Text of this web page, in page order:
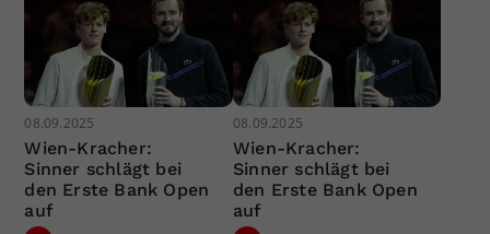
08.09.2025
Wien-Kracher:
Sinner schlägt bei
den Erste Bank Open
auf
08.09.2025
Wien-Kracher:
Sinner schlägt bei
den Erste Bank Open
auf